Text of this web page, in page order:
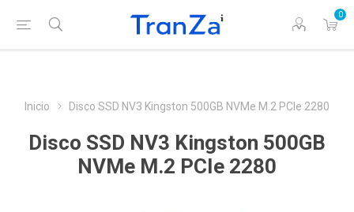
0
Inicio Disco SSD NV3 Kingston 500GB NVMe M.2 PCIe 2280
Disco SSD NV3 Kingston 500GB
NVMe M.2 PCIe 2280